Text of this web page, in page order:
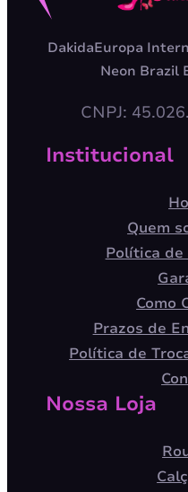
DakidaEuropa
Neon Brazil
CNPJ:
Institucional
Quem
Política de
Como
Prazos de
Política de
Nossa Loja